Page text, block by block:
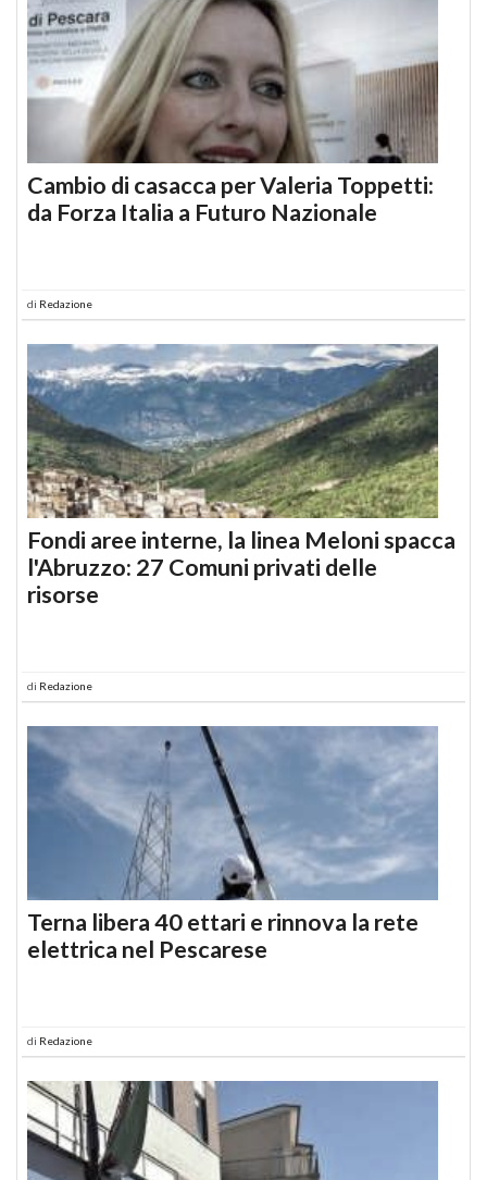
Cambio di casacca per Valeria Toppetti:
da Forza Italia a Futuro Nazionale
di Redazione
Fondi aree interne, la linea Meloni spacca
l'Abruzzo: 27 Comuni privati delle
risorse
di Redazione
Terna libera 40 ettari e rinnova la rete
elettrica nel Pescarese
di Redazione